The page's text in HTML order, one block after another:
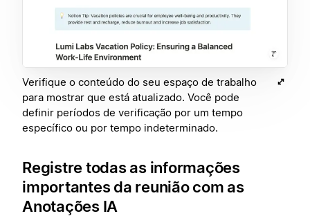
Verifique o conteúdo do seu espaço de trabalho
para mostrar que está atualizado. Você pode
definir períodos de verificação por um tempo
específico ou por tempo indeterminado.
Registre todas as informações
importantes da reunião com as
Anotações IA